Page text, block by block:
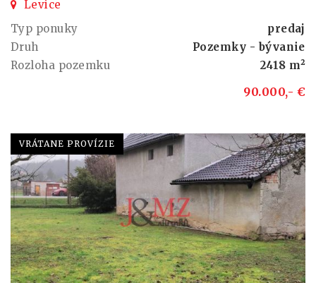
Levice
Typ ponuky
predaj
Druh
Pozemky - bývanie
Rozloha pozemku
2418 m²
90.000,- €
VRÁTANE PROVÍZIE